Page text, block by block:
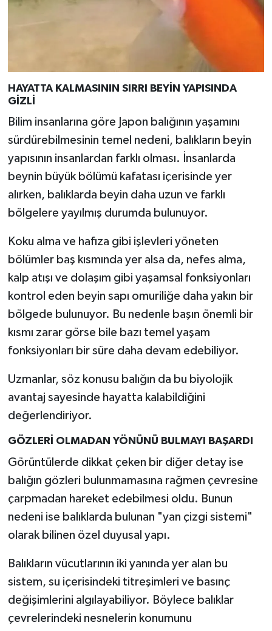
HAYATTA KALMASININ SIRRI BEYİN YAPISINDA
GİZLİ
Bilim insanlarına göre Japon balığının yaşamını
sürdürebilmesinin temel nedeni, balıkların beyin
yapısının insanlardan farklı olması. İnsanlarda
beynin büyük bölümü kafatası içerisinde yer
alırken, balıklarda beyin daha uzun ve farklı
bölgelere yayılmış durumda bulunuyor.
Koku alma ve hafıza gibi işlevleri yöneten
bölümler baş kısmında yer alsa da, nefes alma,
kalp atışı ve dolaşım gibi yaşamsal fonksiyonları
kontrol eden beyin sapı omuriliğe daha yakın bir
bölgede bulunuyor. Bu nedenle başın önemli bir
kısmı zarar görse bile bazı temel yaşam
fonksiyonları bir süre daha devam edebiliyor.
Uzmanlar, söz konusu balığın da bu biyolojik
avantaj sayesinde hayatta kalabildiğini
değerlendiriyor.
GÖZLERİ OLMADAN YÖNÜNÜ BULMAYI BAŞARDI
Görüntülerde dikkat çeken bir diğer detay ise
balığın gözleri bulunmamasına rağmen çevresine
çarpmadan hareket edebilmesi oldu. Bunun
nedeni ise balıklarda bulunan "yan çizgi sistemi"
olarak bilinen özel duyusal yapı.
Balıkların vücutlarının iki yanında yer alan bu
sistem, su içerisindeki titreşimleri ve basınç
değişimlerini algılayabiliyor. Böylece balıklar
çevrelerindeki nesnelerin konumunu